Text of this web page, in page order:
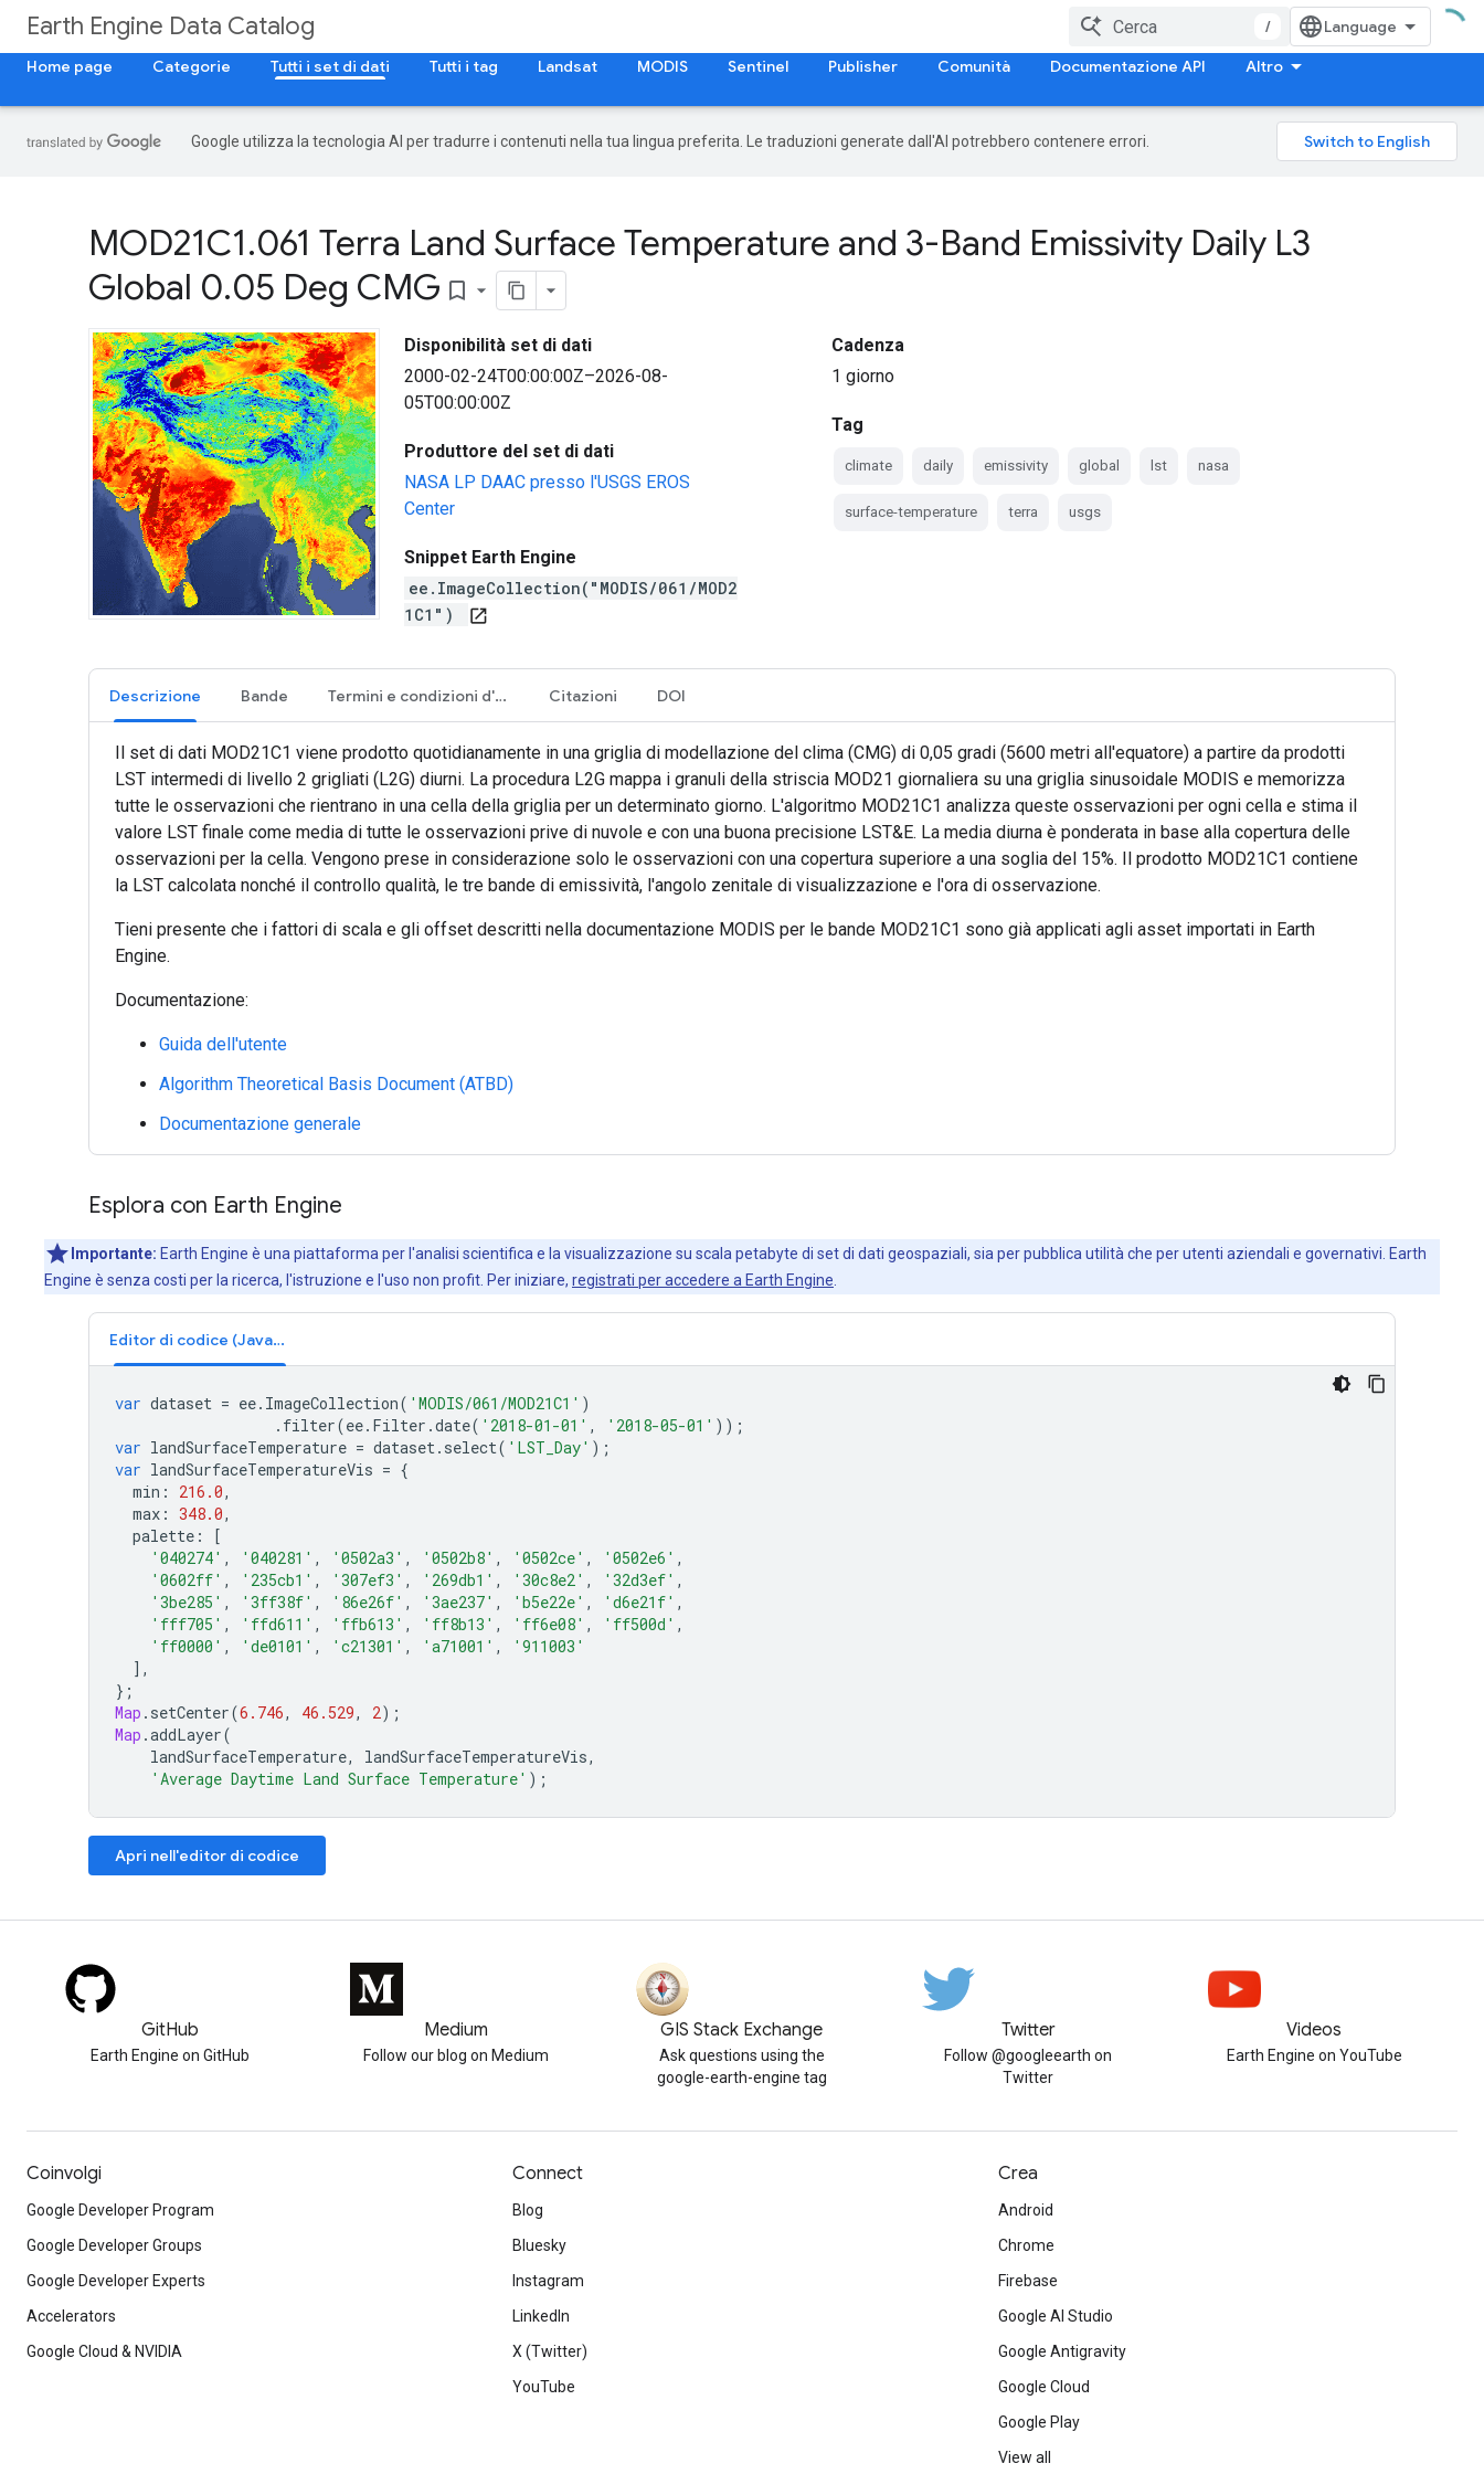
Earth Engine Data Catalog
/
Home page
Categorie Tutti i set di dati Tutti i tag Landsat MODIS Sentinel Publisher Comunità Documentazione API Altro
Google utilizza la tecnologia AI per tradurre i contenuti nella tua lingua preferita. Le traduzioni generate dall'AI potrebbero contenere errori.
MOD21C1.061 Terra Land Surface Temperature and 3-Band Emissivity Daily L3
Global 0.05 Deg CMG bookmark_border
Disponibilità set di dati
2000-02-24T00:00:00Z–2026-08-
05T00:00:00Z
Produttore del set di dati
NASA LP DAAC presso l'USGS EROS
Center
Snippet Earth Engine
ee.ImageCollection("MODIS/061/MOD2
1C1")
open_in_new
Cadenza
1 giorno
Tag
climate daily emissivity global lst nasa
surface-temperature terra usgs
Descrizione Bande Termini e condizioni d'uso Citazioni DOI
Il set di dati MOD21C1 viene prodotto quotidianamente in una griglia di modellazione del clima (CMG) di 0,05 gradi (5600 metri all'equatore) a partire da prodotti
LST intermedi di livello 2 grigliati (L2G) diurni. La procedura L2G mappa i granuli della striscia MOD21 giornaliera su una griglia sinusoidale MODIS e memorizza
tutte le osservazioni che rientrano in una cella della griglia per un determinato giorno. L'algoritmo MOD21C1 analizza queste osservazioni per ogni cella e stima il
valore LST finale come media di tutte le osservazioni prive di nuvole e con una buona precisione LST&E. La media diurna è ponderata in base alla copertura delle
osservazioni per la cella. Vengono prese in considerazione solo le osservazioni con una copertura superiore a una soglia del 15%. Il prodotto MOD21C1 contiene
la LST calcolata nonché il controllo qualità, le tre bande di emissività, l'angolo zenitale di visualizzazione e l'ora di osservazione.
Tieni presente che i fattori di scala e gli offset descritti nella documentazione MODIS per le bande MOD21C1 sono già applicati agli asset importati in Earth
Engine.
Documentazione:
Guida dell'utente
Algorithm Theoretical Basis Document (ATBD)
Documentazione generale
Esplora con Earth Engine
Importante: Earth Engine è una piattaforma per l'analisi scientifica e la visualizzazione su scala petabyte di set di dati geospaziali, sia per pubblica utilità che per utenti aziendali e governativi. Earth
Engine è senza costi per la ricerca, l'istruzione e l'uso non profit. Per iniziare, registrati per accedere a Earth Engine
Editor di codice (JavaScript)
var dataset = ee. ImageCollection( 'MODIS/061/MOD21C1' )
. filter(ee. Filter .date( '2018-01-01' , '2018-05-01' ));
var landSurfaceTemperature = dataset. select( 'LST_Day' );
var landSurfaceTemperatureVis = {
min : 216.0,
max : 348.0,
palette :
[
'040274' , '040281' , '0502a3' , '0502b8' , '0502ce' , '0502e6' ,
'0602ff' , '235cb1' , '307ef3' , '269db1' , '30c8e2' , '32d3ef' ,
'3be285' , '3ff38f' , '86e26f' , '3ae237' , 'b5e22e' , 'd6e21f' ,
'fff705' , 'ffd611' , 'ffb613' , 'ff8b13' , 'ff6e08' , 'ff500d' ,
'ff0000' , 'de0101' , 'c21301' , 'a71001' ,
'911003'
],
};
Map . setCenter(6.746, 46.529, 2);
Map .addLayer(
landSurfaceTemperature, landSurfaceTemperatureVis,
'Average Daytime Land Surface Temperature' );
Apri nell'editor di codice
GitHub
Earth Engine on GitHub
Medium
Follow our blog on Medium
GIS Stack Exchange
Ask questions using the
google-earth-engine tag
Twitter
Follow @googleearth on
Twitter
Videos
Earth Engine on YouTube
Coinvolgi
Google Developer Program
Google Developer Groups
Google Developer Experts
Accelerators
Google Cloud & NVIDIA
Connect
Blog
Bluesky
Instagram
LinkedIn
X (Twitter)
YouTube
Crea
Android
Chrome
Firebase
Google AI Studio
Google Antigravity
Google Cloud
Google Play
View all